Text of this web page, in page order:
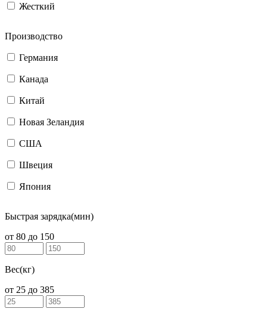
Жесткий
Производство
Германия
Канада
Китай
Новая Зеландия
США
Швеция
Япония
Быстрая зарядка(мин)
от 80 до 150
Вес(кг)
от 25 до 385